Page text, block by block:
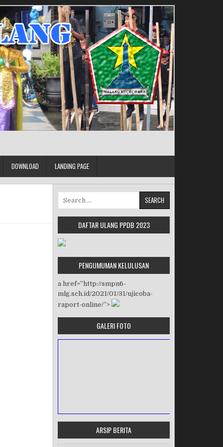
DOWNLOAD LANDING PAGE
Search for:
DAFTAR ULANG PPDB 2023
PENGUMUMAN KELULUSAN
a href=”http://smpn6-
mlg.sch.id/2021/01/31/ujicoba-
raport-online/”>
GALERI FOTO
ARSIP BERITA